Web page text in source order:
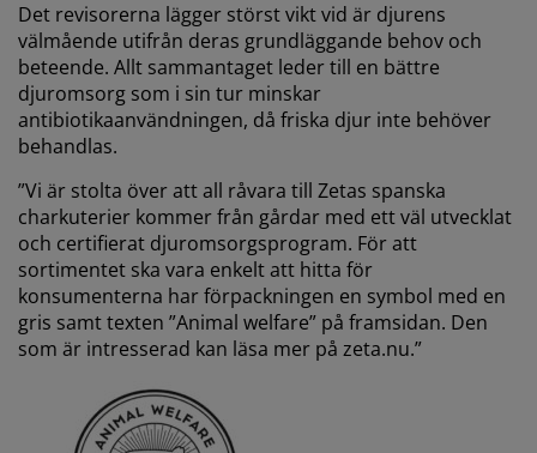
Det revisorerna lägger störst vikt vid är djurens
välmående utifrån deras grundläggande behov och
beteende. Allt sammantaget leder till en bättre
djuromsorg som i sin tur minskar
antibiotikaanvändningen, då friska djur inte behöver
behandlas.
”Vi är stolta över att all råvara till Zetas spanska
charkuterier kommer från gårdar med ett väl utvecklat
och certifierat djuromsorgsprogram. För att
sortimentet ska vara enkelt att hitta för
konsumenterna har förpackningen en symbol med en
gris samt texten ”Animal welfare” på framsidan. Den
som är intresserad kan läsa mer på zeta.nu.”